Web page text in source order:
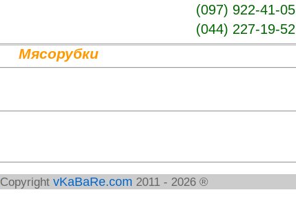
(097) 922-41-05
(044) 227-19-52
Мясорубки
Copyright vKaBaRe.com 2011 - 2026 ®